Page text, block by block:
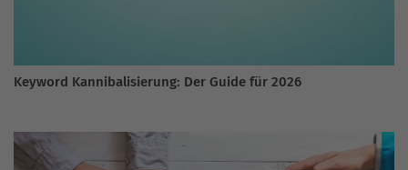
Keyword Kannibalisierung: Der Guide für 2026